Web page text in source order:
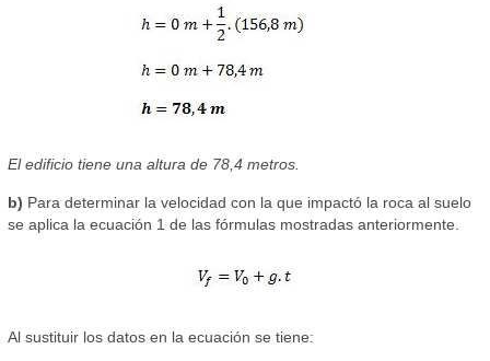
El edificio tiene una altura de 78,4 metros.
b) Para determinar la velocidad con la que impactó la roca al suelo
se aplica la ecuación 1 de las fórmulas mostradas anteriormente.
Al sustituir los datos en la ecuación se tiene: